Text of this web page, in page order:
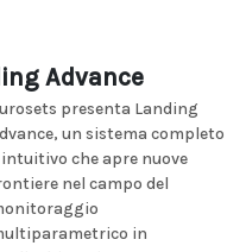
Advance
presenta Landing
un sistema completo
intuitivo che apre nuove
nel campo del
in